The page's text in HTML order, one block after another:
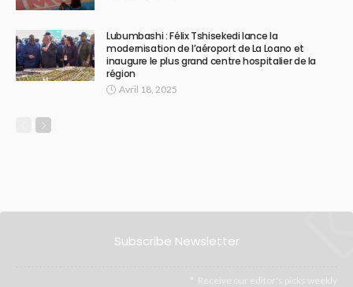
Lubumbashi : Félix Tshisekedi lance la
modernisation de l’aéroport de La Loano et
inaugure le plus grand centre hospitalier de la
région
Avril 18, 2025
Subscribe Newsletter
Receive our editor's picks weekly